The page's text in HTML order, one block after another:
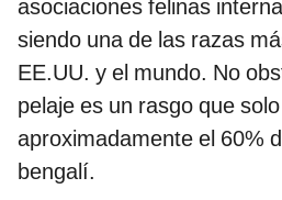
asociaciones felinas
siendo una de las razas
EE.UU. y el mundo. No
pelaje es un rasgo que
aproximadamente el 60%
bengalí.